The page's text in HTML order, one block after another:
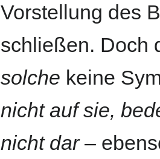
Vorstellung des
schließen. Doch
solche keine
nicht auf sie,
nicht dar–